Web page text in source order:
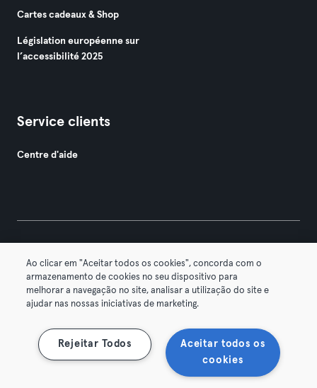
Cartes cadeaux & Shop
Législation européenne sur
l’accessibilité 2025
Service clients
Centre d'aide
Conditions générales Politique de confidentialité
Mentions légales Résilier les contrats ici
Se rétracter ici
Ao clicar em "Aceitar todos os cookies", concorda com o
armazenamento de cookies no seu dispositivo para
melhorar a navegação no site, analisar a utilização do site e
ajudar nas nossas iniciativas de marketing.
Aceitar todos os
cookies
Rejeitar Todos